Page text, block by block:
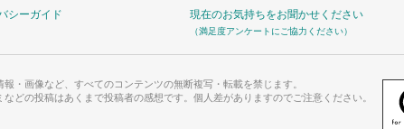
シーガイド
現在のお気持ちをお聞かせください
（満足度アンケートにご協力ください）
報・画像など、すべてのコンテンツの無断複写・転載を禁じます。
などの投稿はあくまで投稿者の感想です。個人差がありますのでご注意ください。